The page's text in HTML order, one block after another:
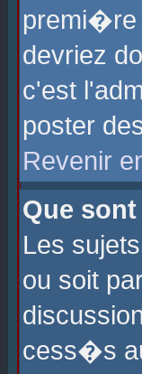
premi�re
devriez
c'est
poster
Revenir
Que
Les
ou soit
cess�s